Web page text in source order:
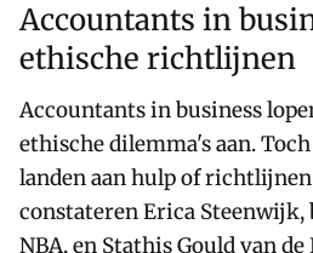
Accountants in
ethische richtlijnen
Accountants in business
ethische dilemma's aan.
landen aan hulp of
constateren Erica Steenwijk,
NBA, en Stathis Gould van